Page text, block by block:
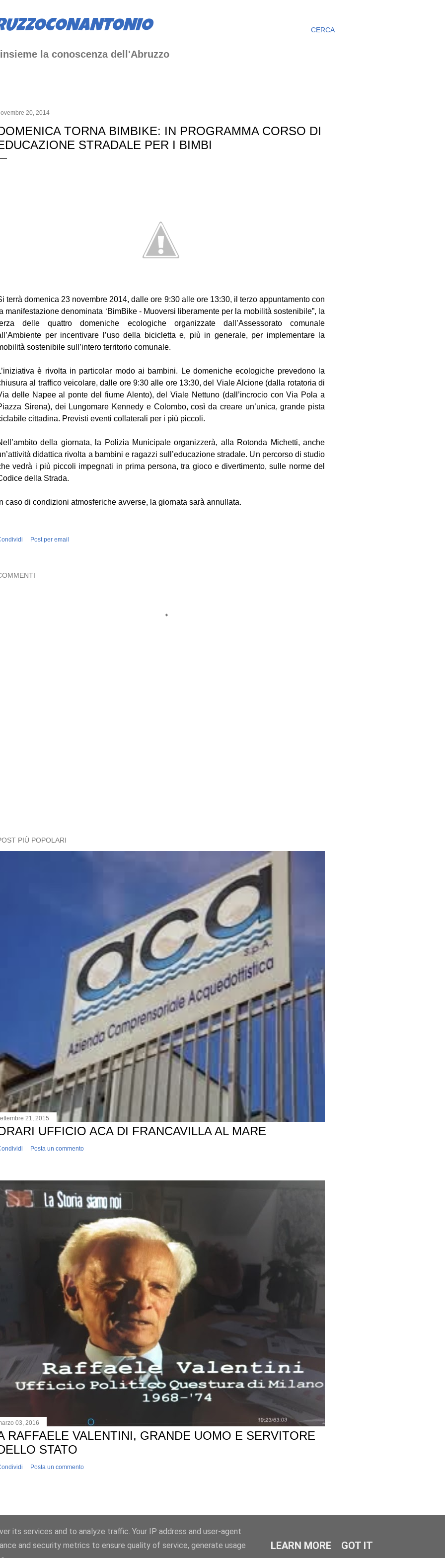
CERCA
la conoscenza dell'Abruzzo
20, 2014
TORNA BIMBIKE: IN PROGRAMMA CORSO DI
STRADALE PER I BIMBI
terrà domenica 23 novembre 2014, dalle ore 9:30 alle ore 13:30, il terzo appuntamento con
manifestazione denominata ‘BimBike - Muoversi liberamente per la mobilità sostenibile”, la
delle quattro domeniche ecologiche organizzate dall’Assessorato comunale
per incentivare l’uso della bicicletta e, più in generale, per implementare la
sostenibile sull’intero territorio comunale.
è rivolta in particolar modo ai bambini. Le domeniche ecologiche prevedono la
al traffico veicolare, dalle ore 9:30 alle ore 13:30, del Viale Alcione (dalla rotatoria di
delle Napee al ponte del fiume Alento), del Viale Nettuno (dall’incrocio con Via Pola a
Sirena), dei Lungomare Kennedy e Colombo, così da creare un’unica, grande pista
cittadina. Previsti eventi collaterali per i più piccoli.
della giornata, la Polizia Municipale organizzerà, alla Rotonda Michetti, anche
didattica rivolta a bambini e ragazzi sull’educazione stradale. Un percorso di studio
vedrà i più piccoli impegnati in prima persona, tra gioco e divertimento, sulle norme del
della Strada.
caso di condizioni atmosferiche avverse, la giornata sarà annullata.
Post per email
PIÙ POPOLARI
21, 2015
UFFICIO ACA DI FRANCAVILLA AL MARE
Posta un commento
03, 2016
RAFFAELE VALENTINI, GRANDE UOMO E SERVITORE
STATO
Posta un commento
Powered by Blogger
2017©AntonioLuciani
its services and to analyze traffic. Your IP address and user-agent
and security metrics to ensure quality of service, generate usage
LEARN MORE GOT IT